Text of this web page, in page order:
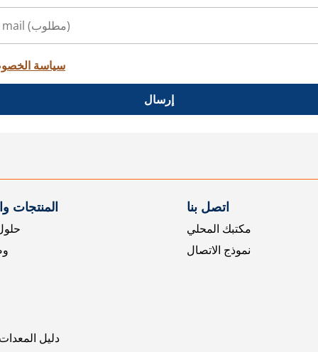
سياسة
إرسال
المنتجات اتصل بنا
مكتبك المحلي
نموذج الاتصال
دليل